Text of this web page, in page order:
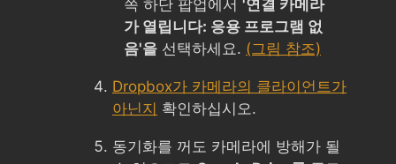
쪽 하단 팝업에서 '연결 카메라
가 열립니다: 응용 프로그램 없
음'을 선택하세요. (그림 참조)
Dropbox가 카메라의 클라이언트가
아닌지 확인하십시오.
동기화를 꺼도 카메라에 방해가 될